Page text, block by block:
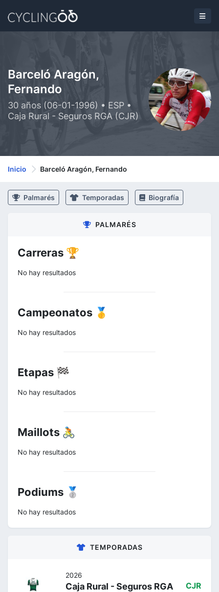
Barceló Aragón,
Fernando
30 años (06-01-1996) • ESP •
Caja Rural - Seguros RGA (CJR)
Inicio Barceló Aragón, Fernando
Palmarés Temporadas Biografía
PALMARÉS
Carreras 🏆
No hay resultados
Campeonatos 🥇
No hay resultados
Etapas 🏁
No hay resultados
Maillots 🚴
No hay resultados
Podiums 🥈
No hay resultados
TEMPORADAS
2026
Caja Rural - Seguros RGA CJR